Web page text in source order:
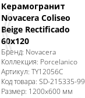
Previous
Керамогранит
Novacera Coliseo
Beige Rectificado
60x120
Бренд: Novacera
Коллекция: Porcelanico
Артикул: TY12056C
Код товара: SD-215335-99
Размер: 1200x600 мм